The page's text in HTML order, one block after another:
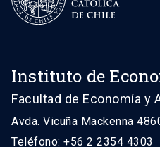
Instituto de
Facultad de Economía y
Avda. Vicuña Mackenna
Teléfono: +56 2 2354 4303